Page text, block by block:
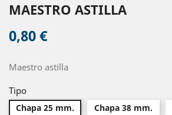
MAESTRO ASTILLA
0,80 €
Maestro astilla
Tipo
Chapa 25 mm. Chapa 38 mm.